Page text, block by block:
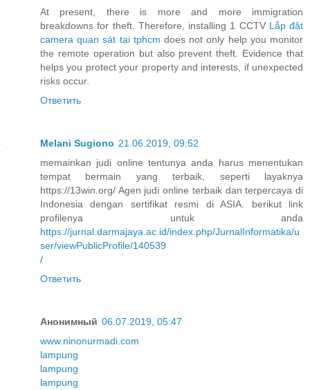
At present, there is more and more immigration
breakdowns for theft. Therefore, installing 1 CCTV Lắp đặt
camera quan sát tại tphcm does not only help you monitor
the remote operation but also prevent theft. Evidence that
helps you protect your property and interests, if unexpected
risks occur.
Ответить
Melani Sugiono 21.06.2019, 09:52
memainkan judi online tentunya anda harus menentukan
tempat bermain yang terbaik, seperti layaknya
https://13win.org/ Agen judi online terbaik dan terpercaya di
Indonesia dengan sertifikat resmi di ASIA. berikut link
profilenya untuk anda
https://jurnal.darmajaya.ac.id/index.php/JurnalInformatika/u
ser/viewPublicProfile/140539
/
Ответить
Анонимный 06.07.2019, 05:47
www.ninonurmadi.com
lampung
lampung
lampung